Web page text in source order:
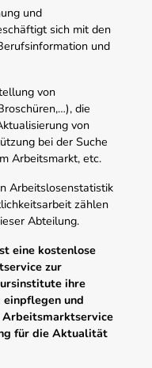
und
sich mit den
und
von
die
von
bei der Suche
Arbeitsmarkt, etc.
Arbeitslosenstatistik
zählen
Abteilung.
eine kostenlose
zur
ihre
und
für die Aktualität